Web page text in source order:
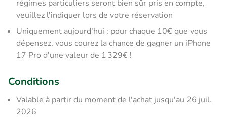
régimes particuliers seront bien sûr pris en compte,
veuillez l'indiquer lors de votre réservation
Uniquement aujourd'hui : pour chaque 10€ que vous
dépensez, vous courez la chance de gagner un iPhone
17 Pro d'une valeur de 1 329€ !
Conditions
Valable à partir du moment de l'achat jusqu'au 26 juil.
2026